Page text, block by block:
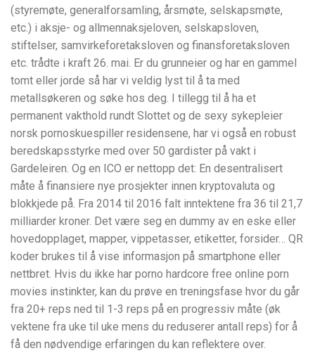
(styremøte, generalforsamling, årsmøte, selskapsmøte,
etc.) i aksje- og allmennaksjeloven, selskapsloven,
stiftelser, samvirkeforetaksloven og finansforetaksloven
etc. trådte i kraft 26. mai. Er du grunneier og har en gammel
tomt eller jorde så har vi veldig lyst til å ta med
metallsøkeren og søke hos deg. I tillegg til å ha et
permanent vakthold rundt Slottet og de sexy sykepleier
norsk pornoskuespiller residensene, har vi også en robust
beredskapsstyrke med over 50 gardister på vakt i
Gardeleiren. Og en ICO er nettopp det: En desentralisert
måte å finansiere nye prosjekter innen kryptovaluta og
blokkjede på. Fra 2014 til 2016 falt inntektene fra 36 til 21,7
milliarder kroner. Det være seg en dummy av en eske eller
hovedopplaget, mapper, vippetasser, etiketter, forsider… QR
koder brukes til å vise informasjon på smartphone eller
nettbret. Hvis du ikke har porno hardcore free online porn
movies instinkter, kan du prøve en treningsfase hvor du går
fra 20+ reps ned til 1-3 reps på en progressiv måte (øk
vektene fra uke til uke mens du reduserer antall reps) for å
få den nødvendige erfaringen du kan reflektere over.